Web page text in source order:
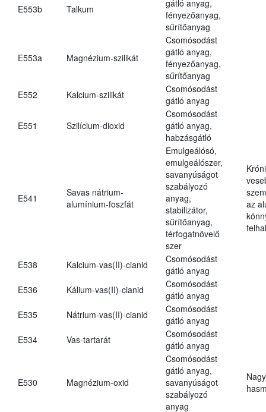
E553b Talkum
gátló anyag,
fényezőanyag,
sűrítőanyag
E553a Magnézium-szilikát
Csomósodást
gátló anyag,
fényezőanyag,
sűrítőanyag
E552
Kalcium-szilikát
Csomósodást
gátló anyag
E551 Szilícium-dioxid
Csomósodást
gátló anyag,
habzásgátló
E541
Savas nátrium-
alumínium-foszfát
Emulgeálósó,
emulgeálószer,
savanyúságot
szabályozó
anyag,
stabilizátor,
sűrítőanyag,
térfogatnövelő
szer
az
E538 Kalcium-vas(II)-cianid
Csomósodást
gátló anyag
E536
Kálium-vas(II)-cianid
Csomósodást
gátló anyag
E535
Nátrium-vas(II)-cianid
Csomósodást
gátló anyag
E534
Vas-tartarát
Csomósodást
gátló anyag
E530 Magnézium-oxid
Csomósodást
gátló anyag,
savanyúságot
szabályozó
anyag